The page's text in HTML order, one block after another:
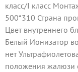
класс/I класс
500*310 Страна
Цвет внутреннего
Белый Ионизатор
нет
положения жалюзи